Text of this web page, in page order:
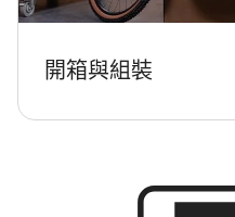
開箱與組裝